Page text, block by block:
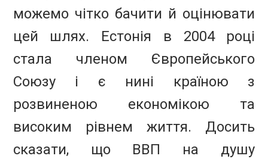
можемо чітко бачити й оцінювати
цей шлях. Естонія в 2004 році
стала членом Європейського
Союзу і є нині країною з
розвиненою економікою та
високим рівнем життя. Досить
сказати, що ВВП на душу